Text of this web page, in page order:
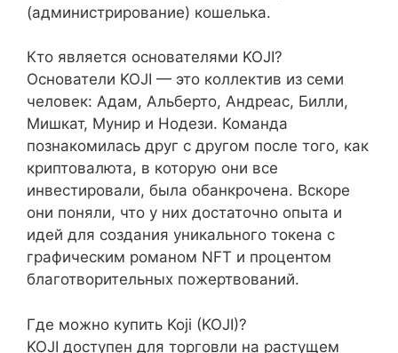
(администрирование) кошелька.
Кто является основателями KOJI?
Основатели KOJI — это коллектив из семи
человек: Адам, Альберто, Андреас, Билли,
Мишкат, Мунир и Нодези. Команда
познакомилась друг с другом после того, как
криптовалюта, в которую они все
инвестировали, была обанкрочена. Вскоре
они поняли, что у них достаточно опыта и
идей для создания уникального токена с
графическим романом NFT и процентом
благотворительных пожертвований.
Где можно купить Koji (KOJI)?
KOJI доступен для торговли на растущем